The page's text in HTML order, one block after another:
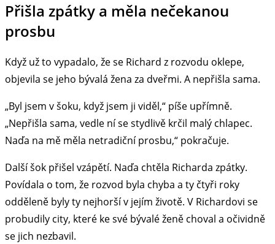
Přišla zpátky a měla nečekanou
prosbu
Když už to vypadalo, že se Richard z rozvodu oklepe,
objevila se jeho bývalá žena za dveřmi. A nepřišla sama.
„Byl jsem v šoku, když jsem ji viděl,“ píše upřímně.
„Nepřišla sama, vedle ní se stydlivě krčil malý chlapec.
Naďa na mě měla netradiční prosbu,“ pokračuje.
Další šok přišel vzápětí. Naďa chtěla Richarda zpátky.
Povídala o tom, že rozvod byla chyba a ty čtyři roky
odděleně byly ty nejhorší v jejím životě. V Richardovi se
probudily city, které ke své bývalé ženě choval a očividně
se jich nezbavil.